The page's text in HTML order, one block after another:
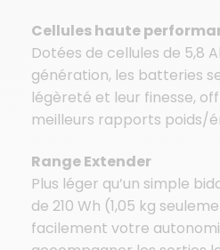
Cellules haute
Dotées de cellules de 5,8
génération, les batteries
légèreté et leur finesse,
meilleurs rapports poids/
Range Extender
Plus léger qu’un simple
de 210 Wh (1,05 kg
facilement votre